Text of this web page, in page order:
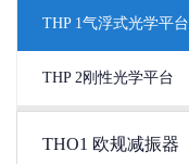
THP 1气浮式光学平台
THP 2刚性光学平台
THO1 欧规减振器